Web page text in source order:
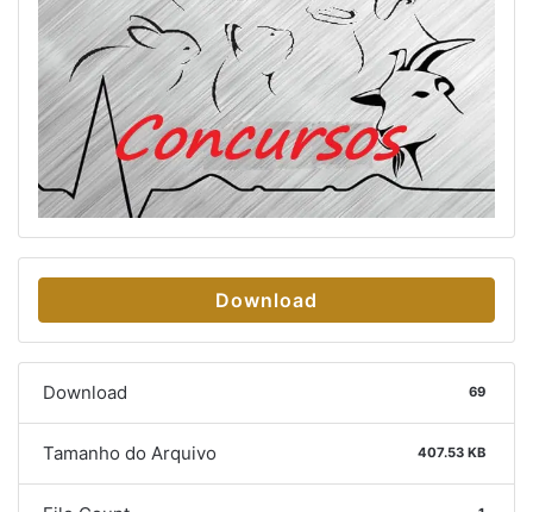
Download
Download 69
Tamanho do Arquivo 407.53 KB